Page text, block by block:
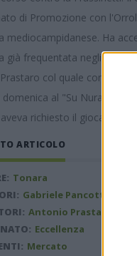
di Promozione con
mediocampidanese. Ha
già frequentata negli ultimi
col quale condivise
al "Su Nuratze" di
richiesto il giocatore.
ARTICOLO
Tonara
Gabriele Pancotto
Antonio Prastaro
Eccellenza
Mercato